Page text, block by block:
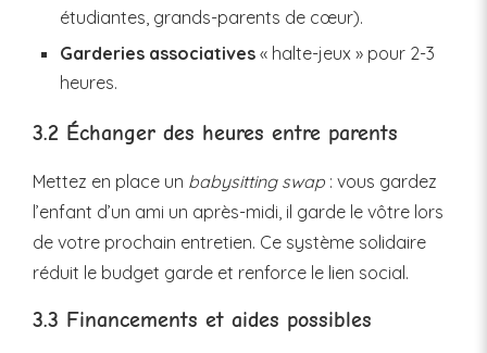
étudiantes, grands-parents de cœur).
Garderies associatives « halte-jeux » pour 2-3
heures.
3.2 Échanger des heures entre parents
Mettez en place un babysitting swap : vous gardez
l’enfant d’un ami un après-midi, il garde le vôtre lors
de votre prochain entretien. Ce système solidaire
réduit le budget garde et renforce le lien social.
3.3 Financements et aides possibles